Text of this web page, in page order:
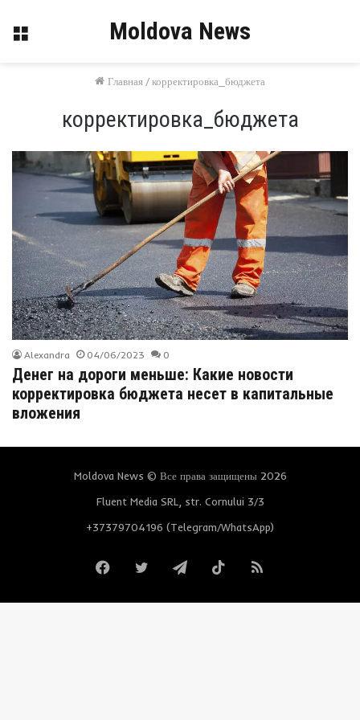
Меню Moldova News
Главная /корректировка_бюджета
корректировка_бюджета
Alexandra 04/06/2023 0
Денег на дороги меньше: Какие новости
корректировка бюджета несет в капитальные
вложения
Moldova News © Все права защищены 2026
Fluent Media SRL, str. Cornului 3/3
+37379704196 (Telegram/WhatsApp)
FacebookTwitterTelegramTikTokRSS